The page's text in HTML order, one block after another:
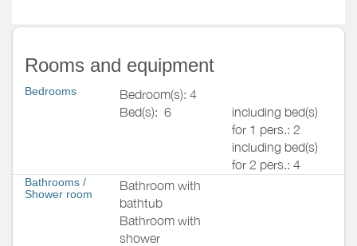
Rooms and equipment
Bedrooms
Bedroom(s): 4
Bed(s): 6
including bed(s)
for 1 pers.: 2
including bed(s)
for 2 pers.: 4
Bathrooms /
Shower room
Bathroom with
bathtub
Bathroom with
shower